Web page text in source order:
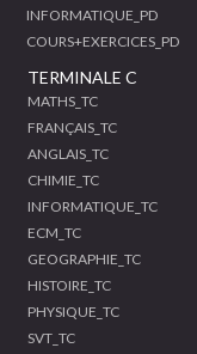
INFORMATIQUE_PD
COURS+EXERCICES_PD
TERMINALE C
MATHS_TC
FRANÇAIS_TC
ANGLAIS_TC
CHIMIE_TC
INFORMATIQUE_TC
ECM_TC
GEOGRAPHIE_TC
HISTOIRE_TC
PHYSIQUE_TC
SVT_TC